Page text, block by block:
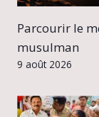
Parcourir le
musulman
9 août 2026